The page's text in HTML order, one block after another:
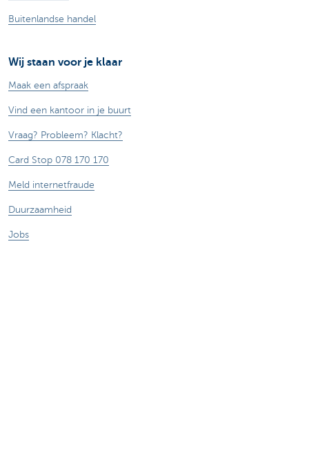
Buitenlandse handel
Wij staan voor je klaar
Maak een afspraak
Vind een kantoor in je buurt
Vraag? Probleem? Klacht?
Card Stop 078 170 170
Meld internetfraude
Duurzaamheid
Jobs